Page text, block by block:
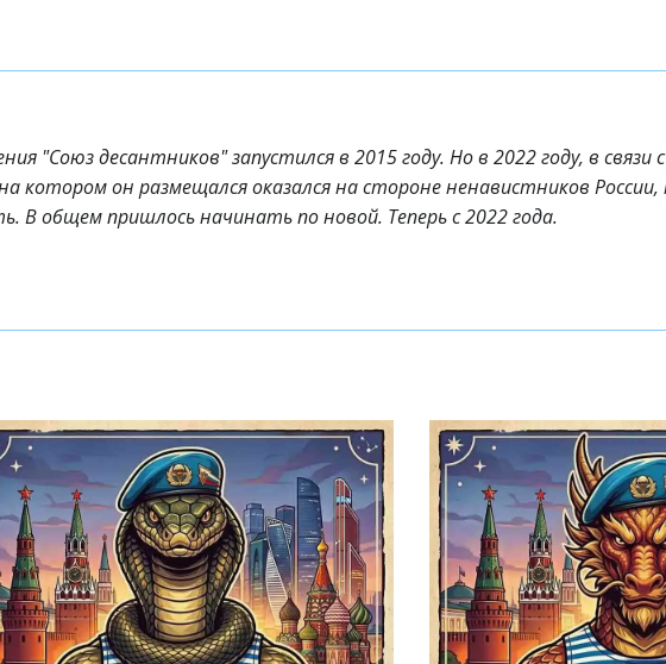
"Союз десантников" запустился в 2015 году. Но в 2022 году, в связи
котором он размещался оказался на стороне ненавистников
общем пришлось начинать по новой. Теперь с 2022 года.